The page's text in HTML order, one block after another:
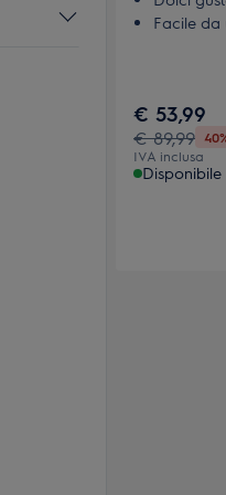
Facile da
€ 53,99
€ 89,99
IVA inclusa
Disponibile